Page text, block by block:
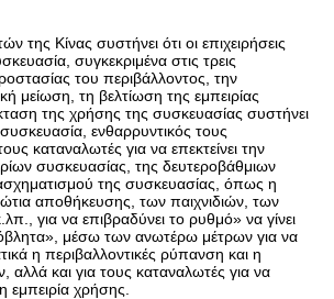
της Κίνας συστήνει ότι οι επιχειρήσεις
συγκεκριμένα στις τρεις
του περιβάλλοντος, την
μείωση, τη βελτίωση της εμπειρίας
της χρήσης της συσκευασίας συστήνει
ενθαρρυντικός τους
καταναλωτές για να επεκτείνει την
συσκευασίας, της δευτεροβάθμιων
της συσκευασίας, όπως η
αποθήκευσης, των παιχνιδιών, των
για να επιβραδύνει το ρυθμό» να γίνει
μέσω των ανωτέρω μέτρων για να
η περιβαλλοντικές ρύπανση και η
και για τους καταναλωτές για να
εμπειρία χρήσης.